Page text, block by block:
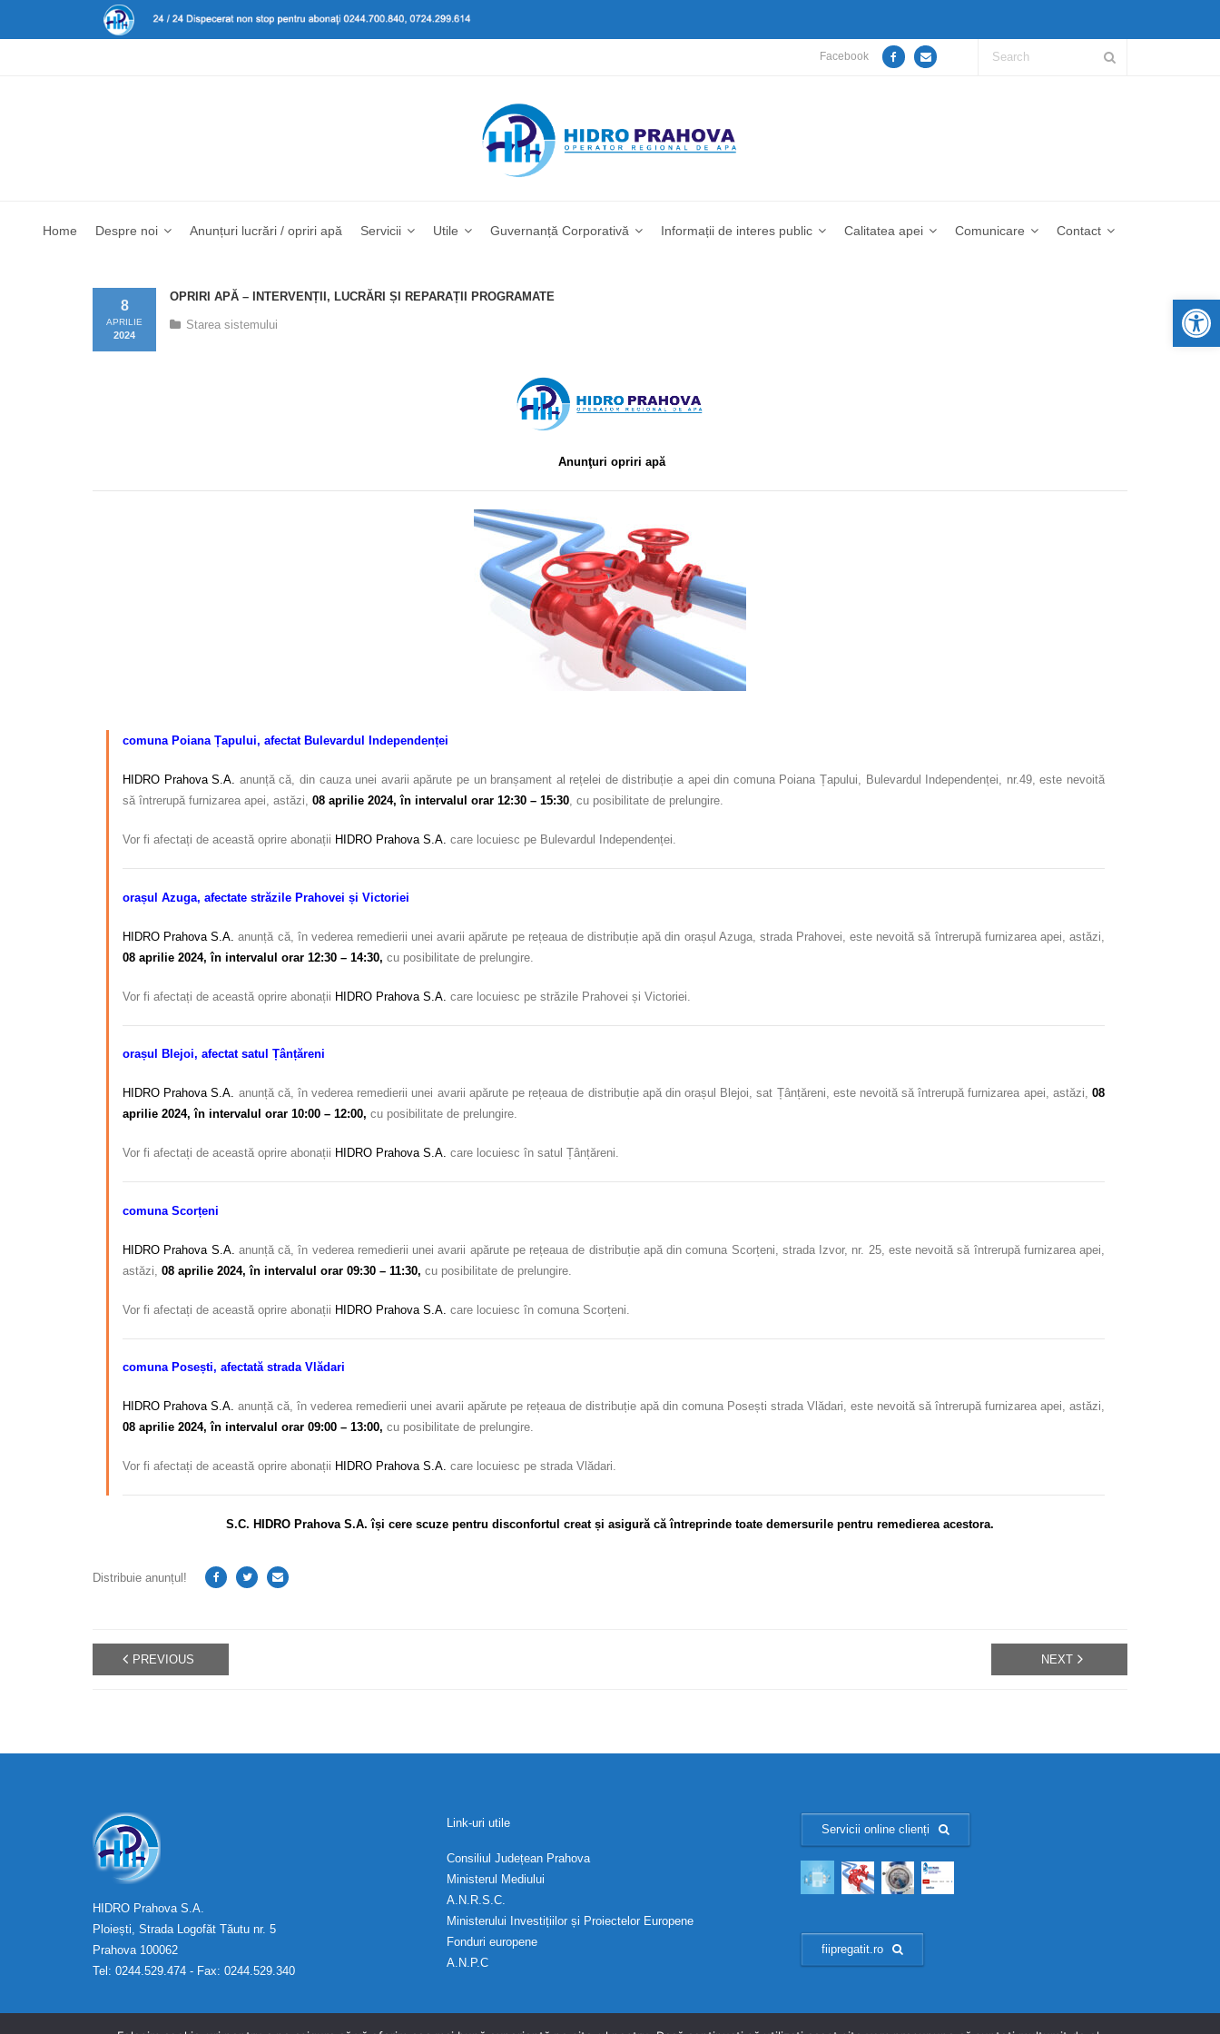
Facebook
Home Despre noi Anunțuri lucrări / opriri apă Servicii Utile Guvernanță Corporativă Informații de interes public Calitatea apei Comunicare Contact
OPRIRI APĂ – INTERVENȚII, LUCRĂRI ȘI REPARAȚII PROGRAMATE
8
APRILIE
2024
Starea sistemului
Anunţuri opriri apă
comuna Poiana Țapului, afectat Bulevardul Independenței
HIDRO Prahova S.A. anunță că, din cauza unei avarii apărute pe un branșament al rețelei de distribuție a apei din comuna Poiana Țapului, Bulevardul Independenței, nr.49, este nevoită
să întrerupă furnizarea apei, astăzi, 08 aprilie 2024, în intervalul orar 12:30 – 15:30, cu posibilitate de prelungire.
Vor fi afectați de această oprire abonații HIDRO Prahova S.A. care locuiesc pe Bulevardul Independenței.
orașul Azuga, afectate străzile Prahovei și Victoriei
HIDRO Prahova S.A. anunță că, în vederea remedierii unei avarii apărute pe rețeaua de distribuție apă din orașul Azuga, strada Prahovei , este nevoită să întrerupă furnizarea apei, astăzi,
08 aprilie 2024, în intervalul orar 12:30 – 14:30, cu posibilitate de prelungire.
Vor fi afectați de această oprire abonații HIDRO Prahova S.A. care locuiesc pe străzile Prahovei și Victoriei.
orașul Blejoi, afectat satul Țânțăreni
HIDRO Prahova S.A. anunță că, în vederea remedierii unei avarii apărute pe rețeaua de distribuție apă din orașul Blejoi, sat Țânțăreni, este nevoită să întrerupă furnizarea apei, astăzi,08
aprilie 2024, în intervalul orar 10:00 – 12:00, cu posibilitate de prelungire.
Vor fi afectați de această oprire abonații HIDRO Prahova S.A. care locuiesc în satul Țânțăreni.
comuna Scorțeni
HIDRO Prahova S.A. anunță că, în vederea remedierii unei avarii apărute pe rețeaua de distribuție apă din comuna Scorțeni, strada Izvor, nr. 25, este nevoită să întrerupă furnizarea apei,
astăzi, 08 aprilie 2024, în intervalul orar 09:30 – 11:30, cu posibilitate de prelungire.
Vor fi afectați de această oprire abonații HIDRO Prahova S.A. care locuiesc în comuna Scorțeni.
comuna Posești, afectată strada Vlădari
HIDRO Prahova S.A. anunță că, în vederea remedierii unei avarii apărute pe rețeaua de distribuție apă din comuna Posești strada Vlădari, este nevoită să întrerupă furnizarea apei, astăzi,
08 aprilie 2024, în intervalul orar 09:00 – 13:00, cu posibilitate de prelungire.
Vor fi afectați de această oprire abonații HIDRO Prahova S.A. care locuiesc pe strada Vlădari.
S.C. HIDRO Prahova S.A. își cere scuze pentru disconfortul creat și asigură că întreprinde toate demersurile pentru remedierea acestora.
Distribuie anunțul!
PREVIOUS NEXT
HIDRO Prahova S.A.
Ploiești, Strada Logofăt Tăutu nr. 5
Prahova 100062
Tel: 0244.529.474 - Fax: 0244.529.340
Link-uri utile
Consiliul Județean Prahova
Ministerul Mediului
A.N.R.S.C.
Ministerului Investițiilor și Proiectelor Europene
Fonduri europene
A.N.P.C
Servicii online clienți
fiipregatit.ro